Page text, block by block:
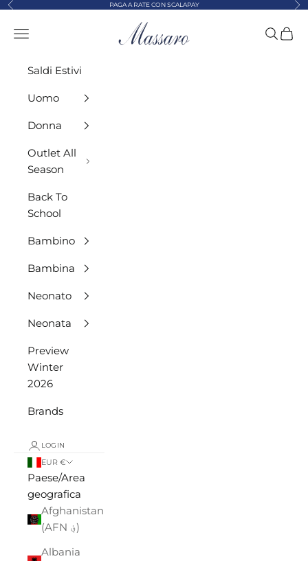
Vai al contenuto
Precedente PAGA A RATE CON SCALAPAY
MASSARO ABBIGLIAMENTO
Menù Cerca
Saldi Estivi
Uomo
Donna
Outlet All
Season
Back To
School
Bambino
Bambina
Neonato
Neonata
Preview
Winter
2026
Brands
LOGIN
EUR €
Paese/Area
geografica
Afghanistan
(AFN ؋)
Albania